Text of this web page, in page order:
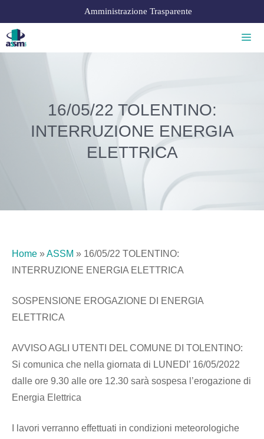
Amministrazione Trasparente
16/05/22 TOLENTINO:
INTERRUZIONE ENERGIA
ELETTRICA
Home »ASSM » 16/05/22 TOLENTINO:
INTERRUZIONE ENERGIA ELETTRICA
SOSPENSIONE EROGAZIONE DI ENERGIA
ELETTRICA
AVVISO AGLI UTENTI DEL COMUNE DI TOLENTINO:
Si comunica che nella giornata di LUNEDI’ 16/05/2022
dalle ore 9.30 alle ore 12.30 sarà sospesa l’erogazione di
Energia Elettrica
I lavori verranno effettuati in condizioni meteorologiche